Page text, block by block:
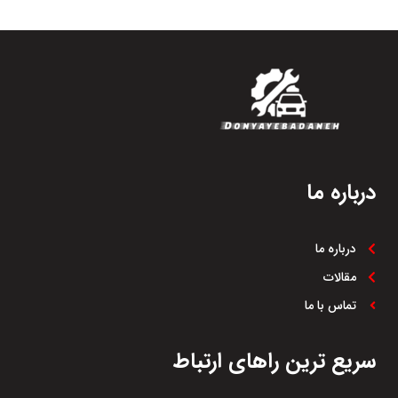
درباره ما
درباره ما
مقالات
تماس با ما
سریع ترین راهای ارتباط